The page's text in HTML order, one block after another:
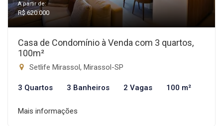
A partir de:
R$ 620.000
Casa de Condomínio à Venda com 3 quartos,
100m²
Setlife Mirassol, Mirassol-SP
3 Quartos 3 Banheiros 2 Vagas 100 m²
Mais informações